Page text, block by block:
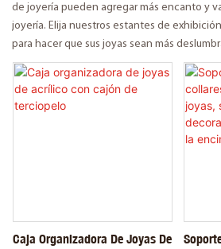
de joyería pueden agregar más encanto y
joyería. Elija nuestros estantes de
para hacer que sus joyas sean más
Caja Organizadora De Joyas De